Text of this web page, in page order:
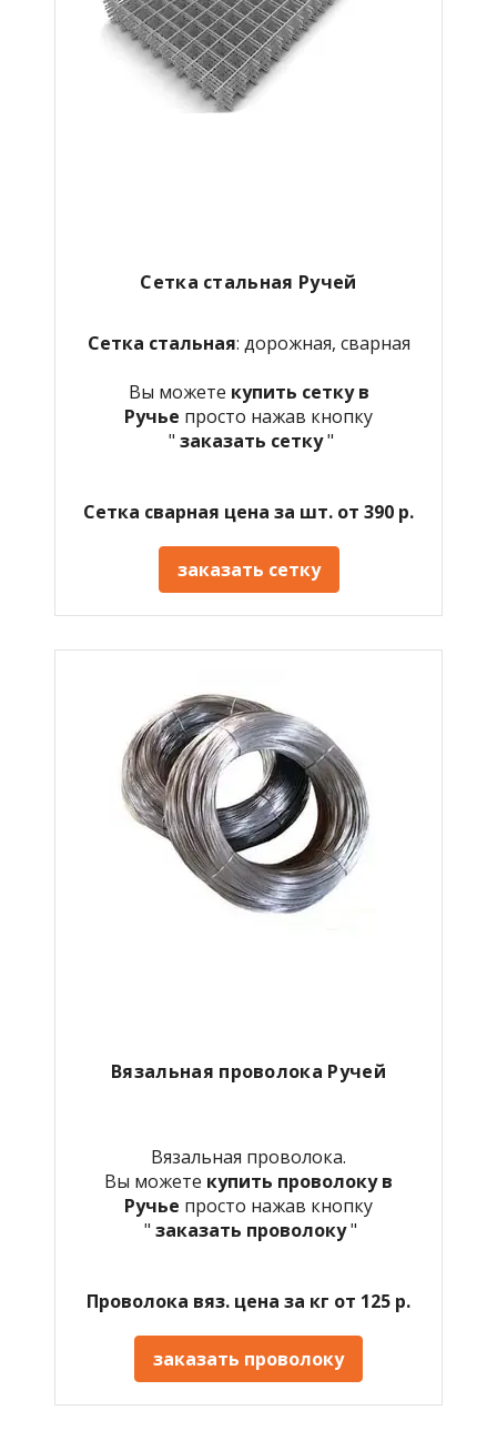
Сетка стальная Ручей
Сетка стальная: дорожная, сварная
Вы можете купить сетку в
Ручье просто нажав кнопку
" заказать сетку"
Сетка сварная цена за шт. от 390 р.
заказать сетку
Вязальная проволока Ручей
Вязальная проволока.
Вы можете купить проволоку в
Ручье просто нажав кнопку
" заказать проволоку"
Проволока вяз. цена за кг от 125 р.
заказать проволоку